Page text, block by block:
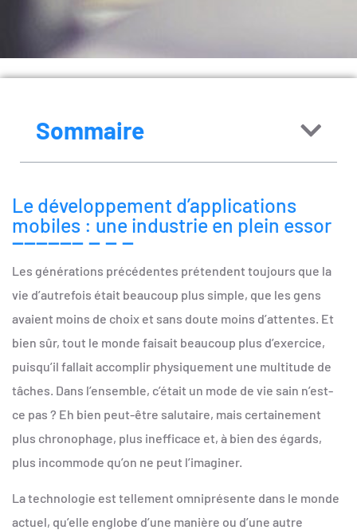
Sommaire
Le développement d’applications
mobiles : une industrie en plein essor
Les générations précédentes prétendent toujours que la
vie d’autrefois était beaucoup plus simple, que les gens
avaient moins de choix et sans doute moins d’attentes. Et
bien sûr, tout le monde faisait beaucoup plus d’exercice,
puisqu’il fallait accomplir physiquement une multitude de
tâches. Dans l’ensemble, c’était un mode de vie sain n’est-
ce pas ? Eh bien peut-être salutaire, mais certainement
plus chronophage, plus inefficace et, à bien des égards,
plus incommode qu’on ne peut l’imaginer.
La technologie est tellement omniprésente dans le monde
actuel, qu’elle englobe d’une manière ou d’une autre